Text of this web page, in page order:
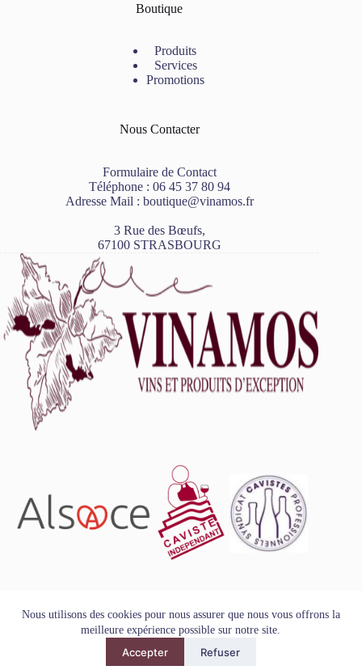
Nous utilisons des cookies pour nous assurer que nous vous offrons la
meilleure expérience possible sur notre site.
Accepter Refuser
Boutique
Produits
Services
Promotions
Nous Contacter
Formulaire de Contact
Téléphone : 06 45 37 80 94
Adresse Mail : boutique@vinamos.fr
3 Rue des Bœufs,
67100 STRASBOURG
avec modération.
Tous droits réservés - Copyright VINAMOS © 2026
Conditions Générales de Vente